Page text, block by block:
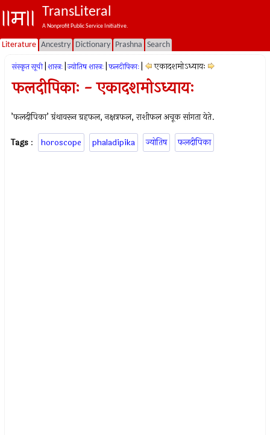
TransLiteral
A Nonprofit Public Service Initiative.
Literature Ancestry Dictionary Prashna Search
संस्कृत सूची शास्त्रः ज्योतिष शास्त्रः फलदीपिकाः एकादशमोऽध्यायः
फलदीपिकाः - एकादशमोऽध्यायः
’फलदीपिका’ ग्रंथावरून ग्रहफल, नक्षत्रफल, राशीफल अचूक सांगता येते.
Tags : horoscope phaladipika ज्योतिष फलदीपिका